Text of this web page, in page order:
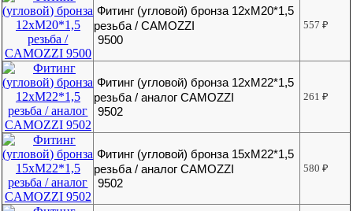
Фитинг (угловой) бронза 12хМ20*1,5
резьба / CAMOZZI
9500
557₽
Фитинг (угловой) бронза 12хМ22*1,5
резьба / аналог CAMOZZI
9502
261₽
Фитинг (угловой) бронза 15хМ22*1,5
резьба / аналог CAMOZZI
9502
580₽